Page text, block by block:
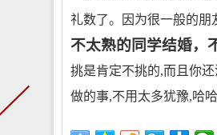
礼数了。因为很一般的朋
不太熟的同学结婚，
挑是肯定不挑的,而且你
做的事,不用太多犹豫,哈